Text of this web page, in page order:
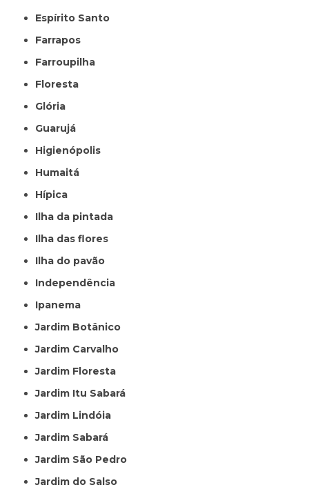
Espírito Santo
Farrapos
Farroupilha
Floresta
Glória
Guarujá
Higienópolis
Humaitá
Hípica
Ilha da pintada
Ilha das flores
Ilha do pavão
Independência
Ipanema
Jardim Botânico
Jardim Carvalho
Jardim Floresta
Jardim Itu Sabará
Jardim Lindóia
Jardim Sabará
Jardim São Pedro
Jardim do Salso